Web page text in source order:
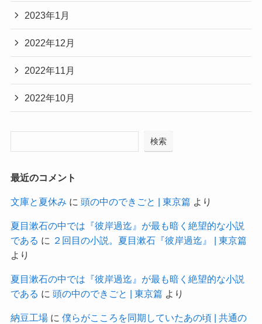
2023年1月
2022年12月
2022年11月
2022年10月
検索
最近のコメント
文庫と夏休み に 頭の中のできごと | 東京篇 より
夏目漱石の中では『彼岸過迄』が最も暗く絶望的な小説
である に ２回目の小説。夏目漱石『彼岸過迄』 | 東京篇
より
夏目漱石の中では『彼岸過迄』が最も暗く絶望的な小説
である に 頭の中のできごと | 東京篇 より
納豆工場に 僕らがこころを同期していたあの頃 | 共通の